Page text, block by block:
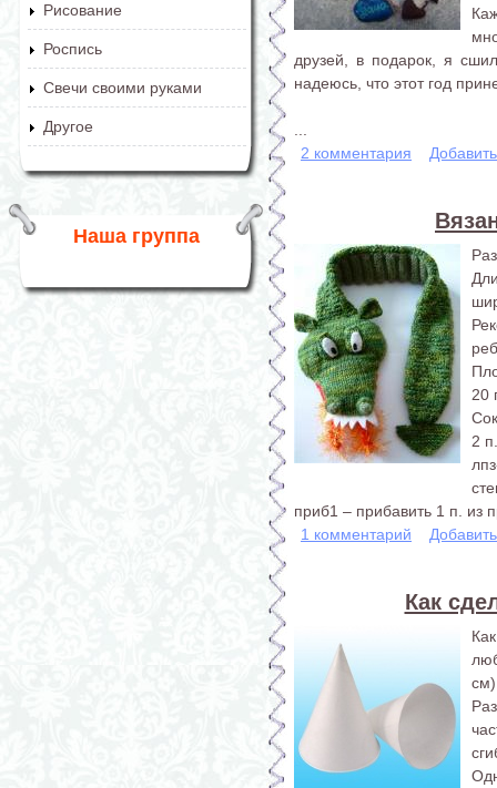
Рисование
Роспись
Свечи своими руками
Другое
Наша группа
друзей, в подарок, я
надеюсь, что этот год
2 комментария
20
2
приб1 – прибавить 1 п. из
1 комментарий
Как